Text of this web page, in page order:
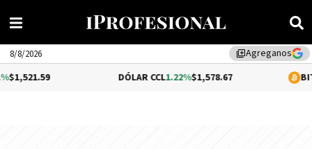
library_addAgreganos
8/8/2026
1.22%$1,578.67 -